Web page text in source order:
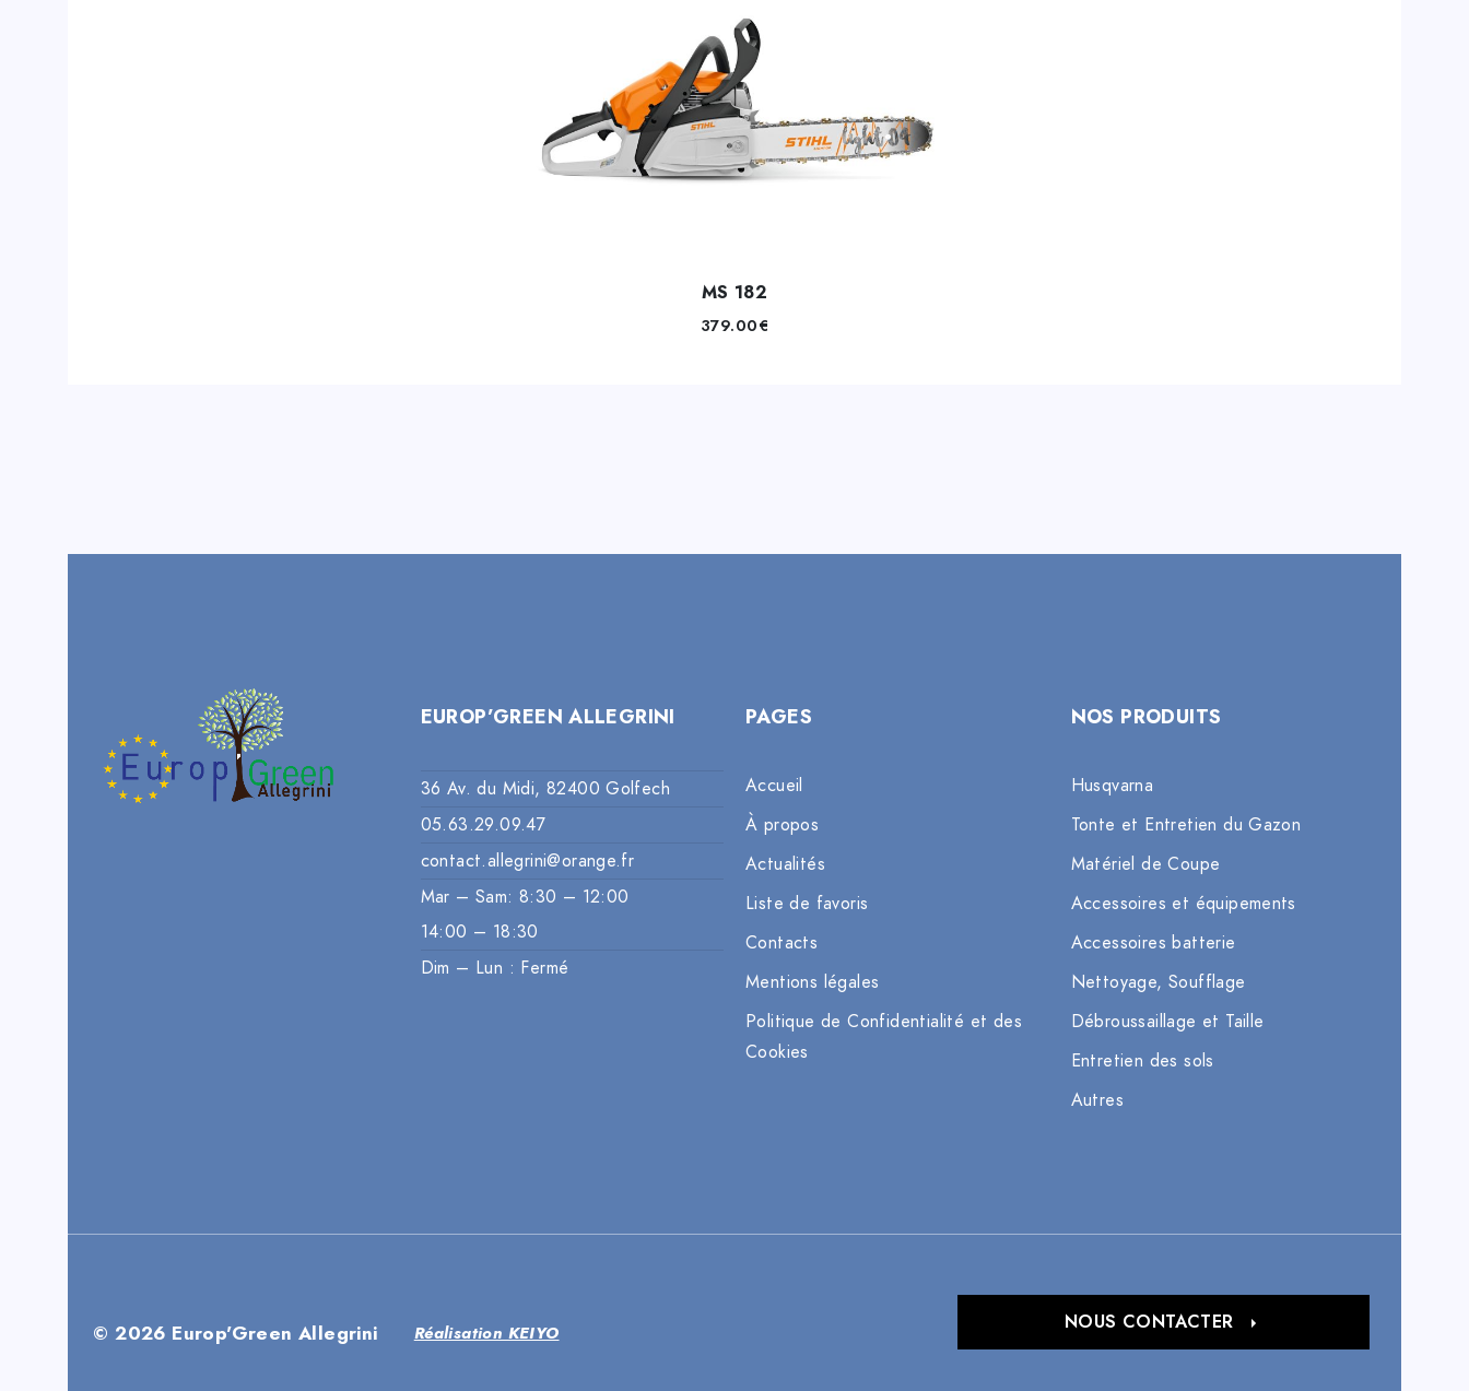
MS 182
379.00€
EUROP’GREEN ALLEGRINI
36 Av. du Midi, 82400 Golfech
05.63.29.09.47
contact.allegrini@orange.fr
Mar – Sam: 8:30 – 12:00
14:00 – 18:30
Dim – Lun : Fermé
PAGES
Accueil
À propos
Actualités
Liste de favoris
Contacts
Mentions légales
Politique de Confidentialité et des
Cookies
NOS PRODUITS
Husqvarna
Tonte et Entretien du Gazon
Matériel de Coupe
Accessoires et équipements
Accessoires batterie
Nettoyage, Soufflage
Débroussaillage et Taille
Entretien des sols
Autres
© 2026 Europ'Green Allegrini Réalisation KEIYO NOUS CONTACTER